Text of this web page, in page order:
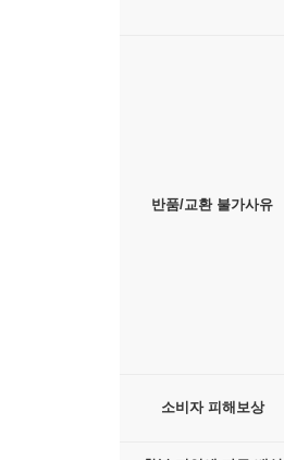
반품/교환 불가사유
소비자 피해보상